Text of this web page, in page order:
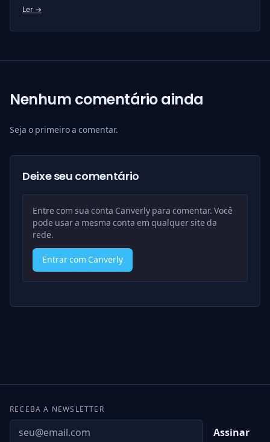
Ler →
Nenhum comentário ainda
Seja o primeiro a comentar.
Deixe seu comentário
Entre com sua conta Canverly para comentar. Você
pode usar a mesma conta em qualquer site da
rede.
Entrar com Canverly
RECEBA A NEWSLETTER
Assinar